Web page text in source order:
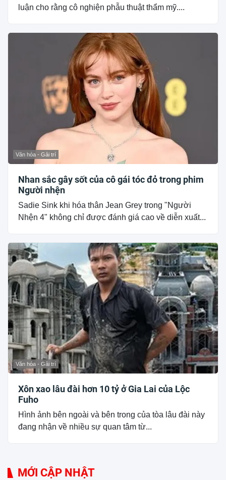
luận cho rằng cô nghiện phẫu thuật thẩm mỹ....
Văn hóa - Gải trí
Nhan sắc gây sốt của cô gái tóc đỏ trong phim
Người nhện
Sadie Sink khi hóa thân Jean Grey trong "Người
Nhện 4" không chỉ được đánh giá cao về diễn xuất...
Văn hóa - Gải trí
Xôn xao lâu đài hơn 10 tỷ ở Gia Lai của Lộc
Fuho
Hình ảnh bên ngoài và bên trong của tòa lâu đài này
đang nhận về nhiều sự quan tâm từ...
MỚI CẬP NHẬT